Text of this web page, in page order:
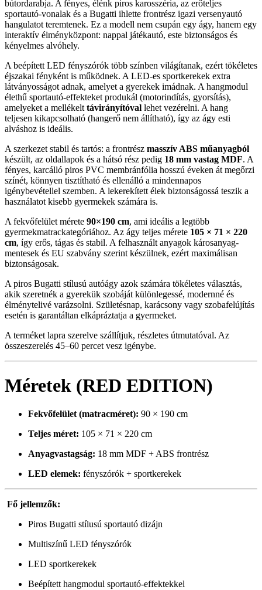
bútordarabja. A fényes, élénk piros karosszéria, az erőteljes
sportautó-vonalak és a Bugatti ihlette frontrész igazi versenyautó
hangulatot teremtenek. Ez a modell nem csupán egy ágy, hanem egy
interaktív élményközpont: nappal játékautó, este biztonságos és
kényelmes alvóhely.
A beépített LED fényszórók több színben világítanak, ezért tökéletes
éjszakai fényként is működnek. A LED-es sportkerekek extra
látványosságot adnak, amelyet a gyerekek imádnak. A hangmodul
élethű sportautó-effekteket produkál (motorindítás, gyorsítás),
amelyeket a mellékelt távirányítóval lehet vezérelni. A hang
teljesen kikapcsolható (hangerő nem állítható), így az ágy esti
alváshoz is ideális.
A szerkezet stabil és tartós: a frontrész masszív ABS műanyagból
készült, az oldallapok és a hátsó rész pedig 18 mm vastag MDF. A
fényes, karcálló piros PVC membránfólia hosszú éveken át megőrzi
színét, könnyen tisztítható és ellenálló a mindennapos
igénybevétellel szemben. A lekerekített élek biztonságossá teszik a
használatot kisebb gyermekek számára is.
A fekvőfelület mérete 90×190 cm, ami ideális a legtöbb
gyermekmatrackategóriához. Az ágy teljes mérete 105 × 71 × 220
cm, így erős, tágas és stabil. A felhasznált anyagok károsanyag-
mentesek és EU szabvány szerint készülnek, ezért maximálisan
biztonságosak.
A piros Bugatti stílusú autóágy azok számára tökéletes választás,
akik szeretnék a gyerekük szobáját különlegessé, modernné és
élménytelivé varázsolni. Születésnap, karácsony vagy szobafelújítás
esetén is garantáltan elkápráztatja a gyermeket.
A terméket lapra szerelve szállítjuk, részletes útmutatóval. Az
összeszerelés 45–60 percet vesz igénybe.
Méretek (RED EDITION)
Fekvőfelület (matracméret): 90 × 190 cm
Teljes méret: 105 × 71 × 220 cm
Anyagvastagság: 18 mm MDF + ABS frontrész
LED elemek: fényszórók + sportkerekek
Fő jellemzők:
Piros Bugatti stílusú sportautó dizájn
Multiszínű LED fényszórók
LED sportkerekek
Beépített hangmodul sportautó-effektekkel